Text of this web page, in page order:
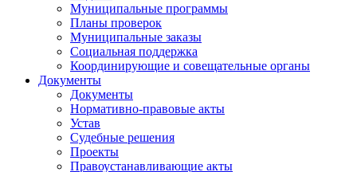
Муниципальные программы
Планы проверок
Муниципальные заказы
Социальная поддержка
Координирующие и совещательные органы
Документы
Документы
Нормативно-правовые акты
Устав
Судебные решения
Проекты
Правоустанавливающие акты